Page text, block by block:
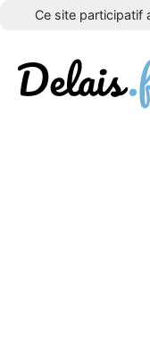
Ce site participatif